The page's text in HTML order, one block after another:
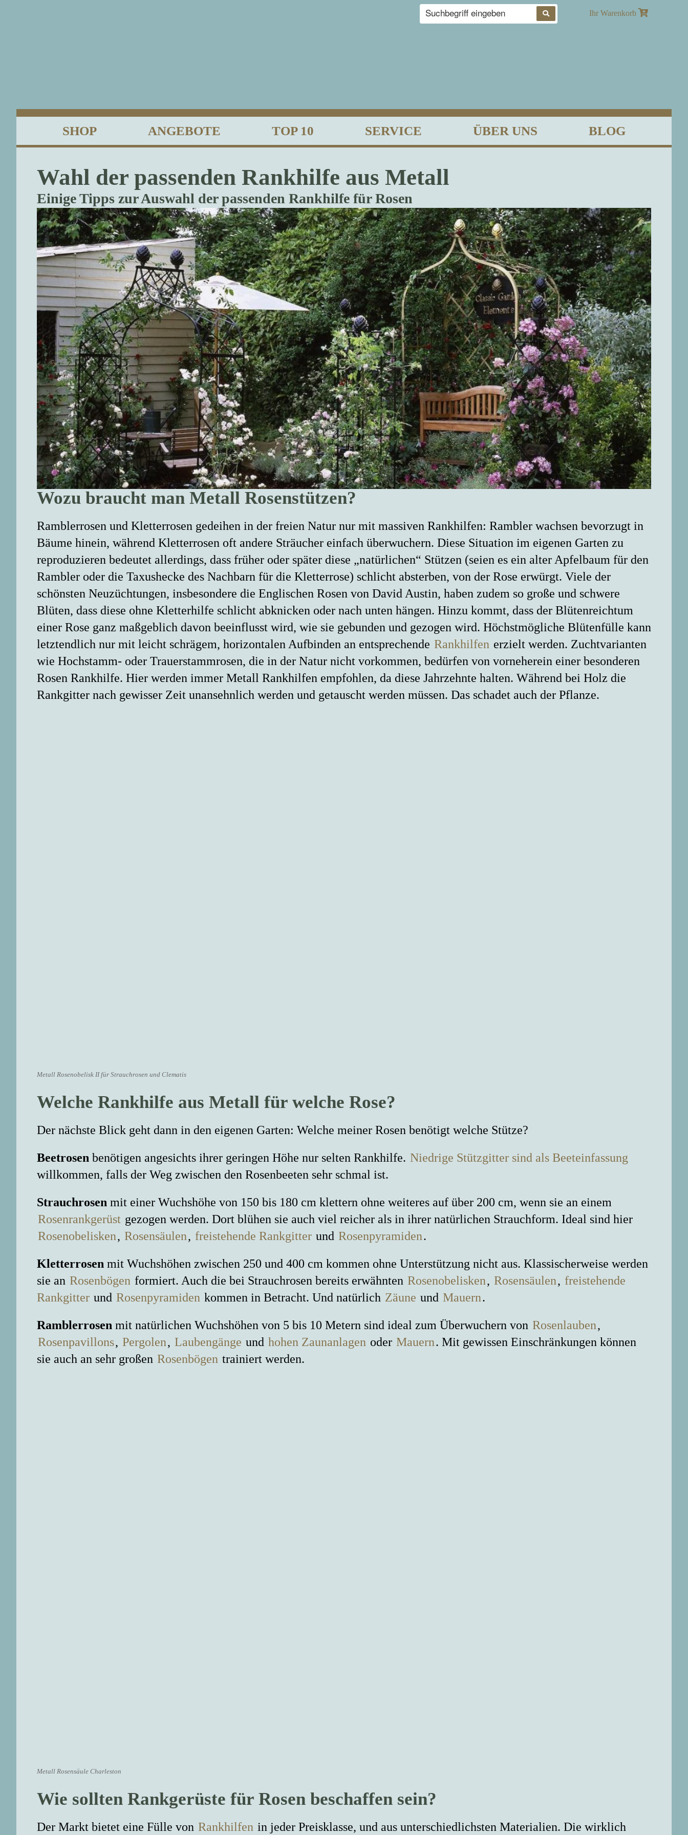
suchen
Ihr Warenkorb
SHOP ANGEBOTE TOP 10 SERVICE ÜBER UNS BLOG
Wahl der passenden Rankhilfe aus Metall
Einige Tipps zur Auswahl der passenden Rankhilfe für Rosen
Wozu braucht man Metall Rosenstützen?
Ramblerrosen und Kletterrosen gedeihen in der freien Natur nur mit massiven Rankhilfen: Rambler wachsen bevorzugt in
Bäume hinein, während Kletterrosen oft andere Sträucher einfach überwuchern. Diese Situation im eigenen Garten zu
reproduzieren bedeutet allerdings, dass früher oder später diese „natürlichen“ Stützen (seien es ein alter Apfelbaum für den
Rambler oder die Taxushecke des Nachbarn für die Kletterrose) schlicht absterben, von der Rose erwürgt. Viele der
schönsten Neuzüchtungen, insbesondere die Englischen Rosen von David Austin, haben zudem so große und schwere
Blüten, dass diese ohne Kletterhilfe schlicht abknicken oder nach unten hängen. Hinzu kommt, dass der Blütenreichtum
einer Rose ganz maßgeblich davon beeinflusst wird, wie sie gebunden und gezogen wird. Höchstmögliche Blütenfülle kann
letztendlich nur mit leicht schrägem, horizontalen Aufbinden an entsprechende Rankhilfen erzielt werden. Zuchtvarianten
wie Hochstamm- oder Trauerstammrosen, die in der Natur nicht vorkommen, bedürfen von vorneherein einer besonderen
Rosen Rankhilfe. Hier werden immer Metall Rankhilfen empfohlen, da diese Jahrzehnte halten. Während bei Holz die
Rankgitter nach gewisser Zeit unansehnlich werden und getauscht werden müssen. Das schadet auch der Pflanze.
Metall Rosenobelisk II für Strauchrosen und Clematis
Welche Rankhilfe aus Metall für welche Rose?
Der nächste Blick geht dann in den eigenen Garten: Welche meiner Rosen benötigt welche Stütze?
Beetrosen benötigen angesichts ihrer geringen Höhe nur selten Rankhilfe. Niedrige Stützgitter sind als Beeteinfassung
willkommen, falls der Weg zwischen den Rosenbeeten sehr schmal ist.
Strauchrosen mit einer Wuchshöhe von 150 bis 180 cm klettern ohne weiteres auf über 200 cm, wenn sie an einem
Rosenrankgerüst gezogen werden. Dort blühen sie auch viel reicher als in ihrer natürlichen Strauchform. Ideal sind hier
Rosenobelisken, Rosensäulen, freistehende Rankgitter und Rosenpyramiden.
Kletterrosen mit Wuchshöhen zwischen 250 und 400 cm kommen ohne Unterstützung nicht aus. Klassischerweise werden
sie an Rosenbögen formiert. Auch die bei Strauchrosen bereits erwähnten Rosenobelisken, Rosensäulen, freistehende
Rankgitter und Rosenpyramiden kommen in Betracht. Und natürlich Zäune und Mauern.
Ramblerrosen mit natürlichen Wuchshöhen von 5 bis 10 Metern sind ideal zum Überwuchern von Rosenlauben,
Rosenpavillons, Pergolen, Laubengänge und hohen Zaunanlagen oder Mauern. Mit gewissen Einschränkungen können
sie auch an sehr großen Rosenbögen trainiert werden.
Metall Rosensäule Charleston
Wie sollten Rankgerüste für Rosen beschaffen sein?
Der Markt bietet eine Fülle von Rankhilfen in jeder Preisklasse, und aus unterschiedlichsten Materialien. Die wirklich